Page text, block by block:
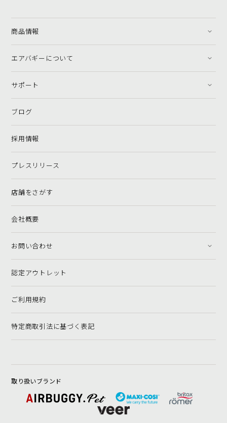
商品情報
エアバギーについて
サポート
ブログ
採用情報
プレスリリース
店舗をさがす
会社概要
お問い合わせ
認定アウトレット
ご利用規約
特定商取引法に基づく表記
取り扱いブランド